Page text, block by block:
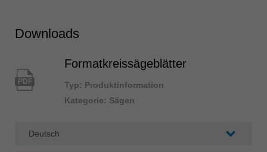
Downloads
PDF
Formatkreissägeblätter
Typ: Produktinformation
Kategorie: Sägen